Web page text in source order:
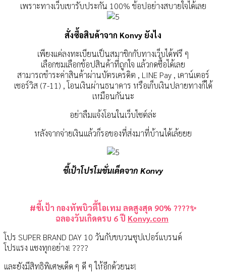
เพราะทางเว็บเขารับประกัน 100% ช้อปอย่างสบายใจได้เลย
สั่งซื้อสินค้าจาก Konvy ยังไง
เพียงแค่ลงทะเบียนเป็นสมาชิกกับทางเว็บได้ฟรี ๆ
เลือกชมเลือกช้อปสินค้าที่ถูกใจ แล้วกดซื้อได้เลย
สามารถชำระค่าสินค้าผ่านบัตรเครดิต , LINE Pay , เคาน์เตอร์
เซอร์วิส (7-11) , โอนเงินผ่านธนาคาร หรือเก็บเงินปลายทางก็ได้
เหมือนกันนะ
อย่าลืมแจ้งโอนในเว็บไซต์ล่ะ
หลังจากจ่ายเงินแล้วก็รอของที่ส่งมาที่บ้านได้เล้ยยย
ชี้เป้าโปรโมชั่นเด็ดจาก Konvy
#ชี้เป้า กองทัพบิวตี้ไอเทม ลดสูงสุด 90% ????✨
ฉลองวันเกิดครบ 6 ปี Konvy.com
โปร SUPER BRAND DAY 10 วันกับขบวนซุปเปอร์แบรนด์
โปรแรง แซงทุกอย่าง! ????
และยังมีสิทธิพิเศษเด็ด ๆ ดี ๆ ให้อีกด้วยนะ!